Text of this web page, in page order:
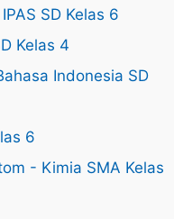
SD Kelas 6
Kelas 4
Indonesia SD
6
- Kimia SMA Kelas